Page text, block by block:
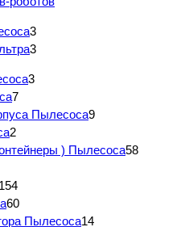
3
3
3
7
Пылесоса9
2
) Пылесоса58
154
60
Пылесоса14